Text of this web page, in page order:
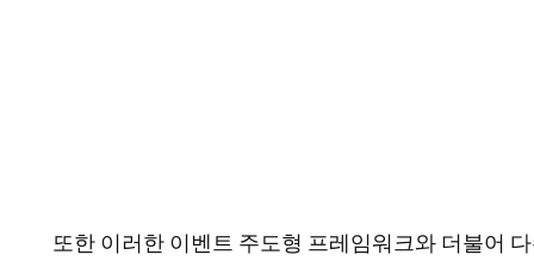
또한 이러한 이벤트 주도형 프레임워크와 더불어